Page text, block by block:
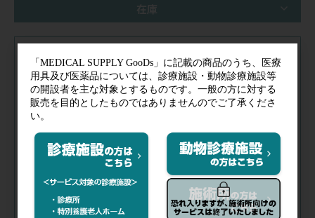
在庫
注文コード（メーカー品番）
081-043（03-598-2）
税抜価格
規格／ISA-200 Z 滴数／20滴≒1mL
／あり